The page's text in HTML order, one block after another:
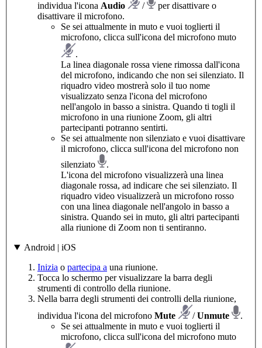
individua l'icona Audio /
per disattivare o
disattivare il microfono.
Se sei attualmente in muto e vuoi toglierti il
microfono, clicca sull'icona del microfono muto
.
La linea diagonale rossa viene rimossa dall'icona
del microfono, indicando che non sei silenziato. Il
riquadro video mostrerà solo il tuo nome
visualizzato senza l'icona del microfono
nell'angolo in basso a sinistra. Quando ti togli il
microfono in una riunione Zoom, gli altri
partecipanti potranno sentirti.
Se sei attualmente non silenziato e vuoi disattivare
il microfono, clicca sull'icona del microfono non
silenziato
.
L'icona del microfono visualizzerà una linea
diagonale rossa, ad indicare che sei silenziato. Il
riquadro video visualizzerà un microfono rosso
con una linea diagonale nell'angolo in basso a
sinistra. Quando sei in muto, gli altri partecipanti
alla riunione di Zoom non ti sentiranno.
Android | iOS
Inizia o partecipa a una riunione.
Tocca lo schermo per visualizzare la barra degli
strumenti di controllo della riunione.
Nella barra degli strumenti dei controlli della riunione,
individua l'icona del microfono Mute /Unmute
.
Se sei attualmente in muto e vuoi toglierti il
microfono, clicca sull'icona del microfono muto